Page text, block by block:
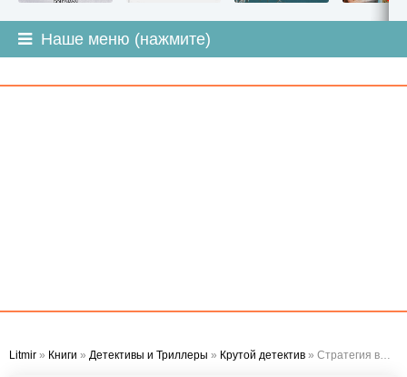
Наше меню (нажмите)
Litmir » Книги » Детективы и Триллеры » Крутой детектив » Стратегия выхода - Ли Чайлд